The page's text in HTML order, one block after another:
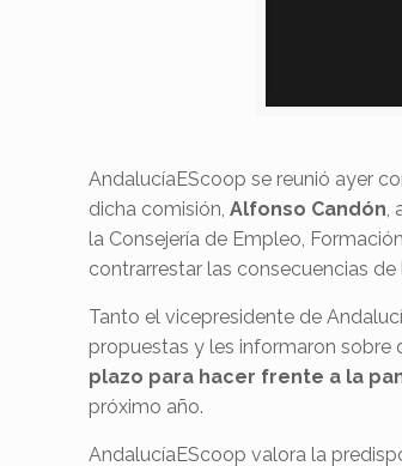
AndalucíaEScoop se reunió ayer
dicha comisión,Alfonso Candón,
la Consejería de Empleo,
contrarrestar las consecuencias de
Tanto el vicepresidente de
propuestas y les informaron sobre
plazo para hacer frente a la
próximo año.
AndalucíaEScoop valora la